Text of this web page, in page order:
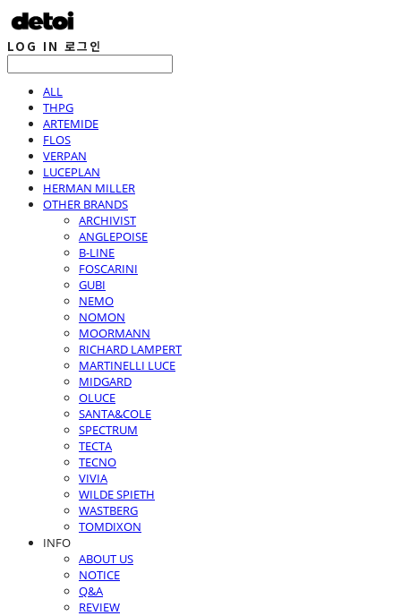
LOG IN 로그인
ALL
THPG
ARTEMIDE
FLOS
VERPAN
LUCEPLAN
HERMAN MILLER
OTHER BRANDS
ARCHIVIST
ANGLEPOISE
B-LINE
FOSCARINI
GUBI
NEMO
NOMON
MOORMANN
RICHARD LAMPERT
MARTINELLI LUCE
MIDGARD
OLUCE
SANTA&COLE
SPECTRUM
TECTA
TECNO
VIVIA
WILDE SPIETH
WASTBERG
TOMDIXON
INFO
ABOUT US
NOTICE
Q&A
REVIEW